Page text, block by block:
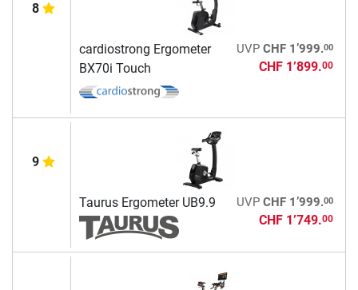
8
cardiostrong Ergometer
BX70i Touch
UVP CHF 1’999.00
CHF 1’899.00
9
Taurus Ergometer UB9.9 UVP CHF 1’999.00
CHF 1’749.00